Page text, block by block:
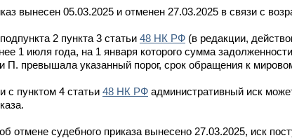
вынесен 05.03.2025 и отменен 27.03.2025 в связи с
2 пункта 3 статьи 48 НК РФ (в редакции,
1 июля года, на 1 января которого сумма
П. превышала указанный порог, срок обращения к
с пунктом 4 статьи 48 НК РФ административный иск
отмене судебного приказа вынесено 27.03.2025, иск